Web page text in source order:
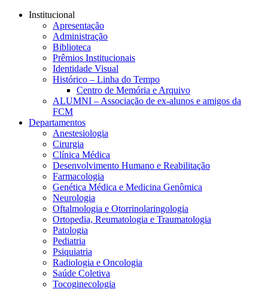
Conteúdo principal
Institucional
Apresentação
Administração
Biblioteca
Prêmios Institucionais
Identidade Visual
Histórico – Linha do Tempo
Centro de Memória e Arquivo
ALUMNI – Associação de ex-alunos e amigos da
FCM
Departamentos
Anestesiologia
Cirurgia
Clínica Médica
Desenvolvimento Humano e Reabilitação
Farmacologia
Genética Médica e Medicina Genômica
Neurologia
Oftalmologia e Otorrinolaringologia
Ortopedia, Reumatologia e Traumatologia
Patologia
Pediatria
Psiquiatria
Radiologia e Oncologia
Saúde Coletiva
Tocoginecologia